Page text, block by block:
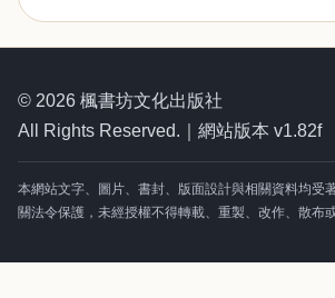
© 2026 楓書坊文化出版社
All Rights Reserved.｜網站版本 v1.82f
本網站文字、圖片、書封、版面設計與相關資料均受
關法令保護，未經授權不得轉載、重製、改作、散布